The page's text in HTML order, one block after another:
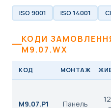
ISO 9001 ISO 14001
КОДИ
M9.07.WX
КОД МОНТАЖ
M9.07.P1 Панель